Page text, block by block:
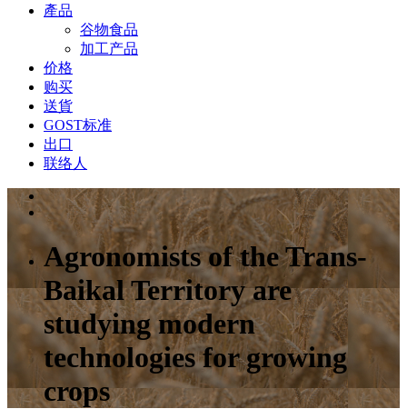
產品
谷物食品
加工产品
价格
购买
送貨
GOST标准
出口
联络人
Agronomists of the Trans-
Baikal Territory are
studying modern
technologies for growing
crops